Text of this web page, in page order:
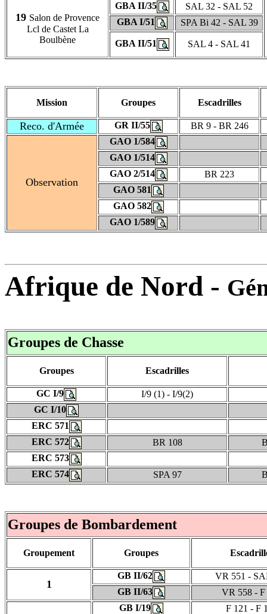
19 Salon de Provence
Lcl de Castet La
Boulbène
GBA II/35
SAL 32 - SAL 52
GBA I/51
SPA Bi 42 - SAL 39
GBA II/51 SAL 4 - SAL 41
Mission Groupes Escadrilles
Reco. d'Armée GR II/55 BR 9 - BR 246
Observation
GAO 1/584
GAO 1/514
GAO 2/514
BR 223
GAO 581
GAO 582
GAO 1/589
Afrique de Nord -
Groupes de Chasse
Groupes Escadrilles
GC I/9
I/9 (1) - I/9(2)
GC I/10
ERC 571
ERC 572
BR 108
ERC 573
ERC 574
SPA 97
Groupes de Bombardement
Groupement Groupes
1
GB II/62
VR 551 -
GB II/63
VR 558 - F
GB I/19
F 121 - F